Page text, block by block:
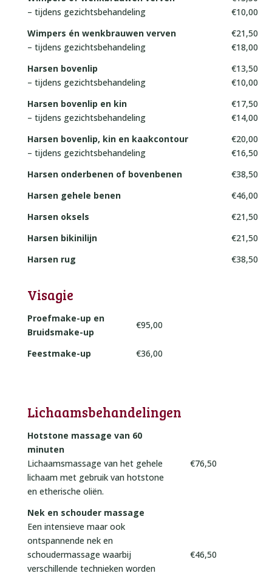
– tijdens gezichtsbehandeling
€10,00
Wimpers én wenkbrauwen verven
– tijdens gezichtsbehandeling
€21,50
€18,00
Harsen bovenlip
– tijdens gezichtsbehandeling
€13,50
€10,00
Harsen bovenlip en kin
– tijdens gezichtsbehandeling
€17,50
€14,00
Harsen bovenlip, kin en kaakcontour
– tijdens gezichtsbehandeling
€20,00
€16,50
Harsen onderbenen of bovenbenen
€38,50
Harsen gehele benen
€46,00
Harsen oksels
€21,50
Harsen bikinilijn
€21,50
Harsen rug
€38,50
Visagie
Proefmake-up en
Bruidsmake-up
€95,00
Feestmake-up €36,00
Lichaamsbehandelingen
Hotstone massage van 60
minuten
Lichaamsmassage van het gehele
lichaam met gebruik van hotstone
en etherische oliën.
€76,50
Nek en schouder massage
Een intensieve maar ook
ontspannende nek en
schoudermassage waarbij
verschillende technieken worden
€46,50